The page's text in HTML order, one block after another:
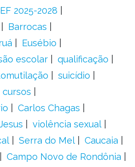
2025-2028
Barrocas
Eusébio
escolar
qualificação
suicídio
cursos
Carlos Chagas
violência sexual
Serra do Mel
Caucaia
Campo Novo de Rondônia